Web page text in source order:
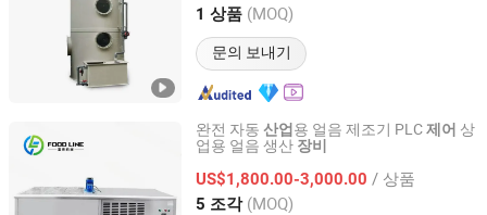
1 상품 (MOQ)
문의 보내기
Hebei, China 이후 2026
완전 자동 산업 용 얼음 제조기 PLC제어 상
업용 얼음 생산 장비
US$1,800.00-3,000.00 / 상품
5 조각 (MOQ)
Henan Foodyoo Machinery Co., Ltd
Henan, China 이후 2025